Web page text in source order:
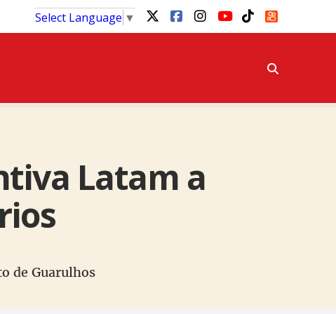
Select Language ▼
Latam a
de Guarulhos